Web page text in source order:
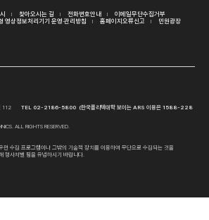
찾아오시는 길 전화번호안내 이메일무단수집거부
영상정보처리기기 운영·관리방침 홈페이지오류신고 민원광장
길 112 TEL 02-2186-5800 (한국폴리텍대학 보이는 ARS 이용은 1588-228
ALL RIGHTS RESERVED.
편 수집 프로그램이나 그밖의 기술적 장치를 이용하여 무단으로 수집되는 것을
형사처벌 됨을 유념하시기 바랍니다.